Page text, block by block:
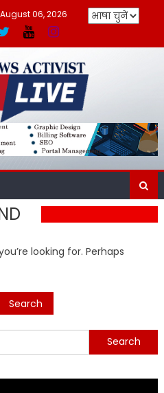
06, 2026
looking for. Perhaps